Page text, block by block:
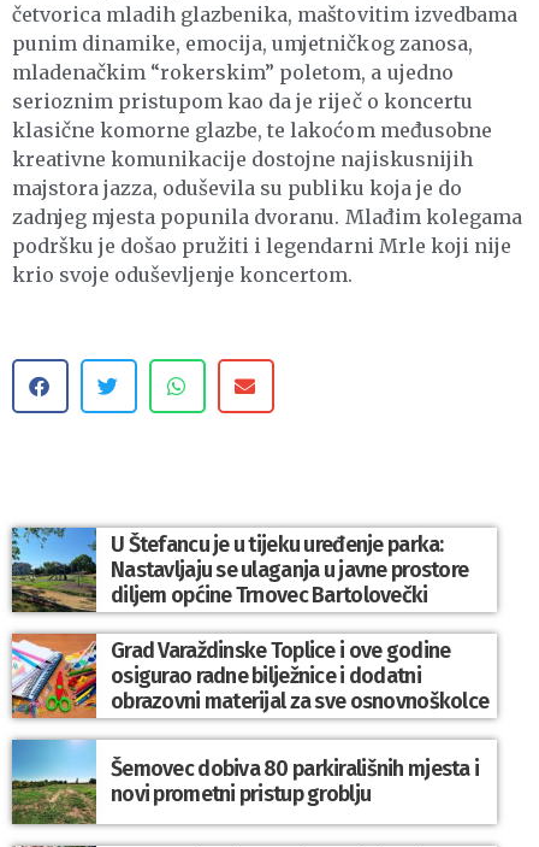
četvorica mladih glazbenika, maštovitim izvedbama
punim dinamike, emocija, umjetničkog zanosa,
mladenačkim “rokerskim” poletom, a ujedno
serioznim pristupom kao da je riječ o koncertu
klasične komorne glazbe, te lakoćom međusobne
kreativne komunikacije dostojne najiskusnijih
majstora jazza, oduševila su publiku koja je do
zadnjeg mjesta popunila dvoranu. Mlađim kolegama
podršku je došao pružiti i legendarni Mrle koji nije
krio svoje oduševljenje koncertom.
U Štefancu je u tijeku uređenje parka:
Nastavljaju se ulaganja u javne prostore
diljem općine Trnovec Bartolovečki
Grad Varaždinske Toplice i ove godine
osigurao radne bilježnice i dodatni
obrazovni materijal za sve osnovnoškolce
Šemovec dobiva 80 parkirališnih mjesta i
novi prometni pristup groblju